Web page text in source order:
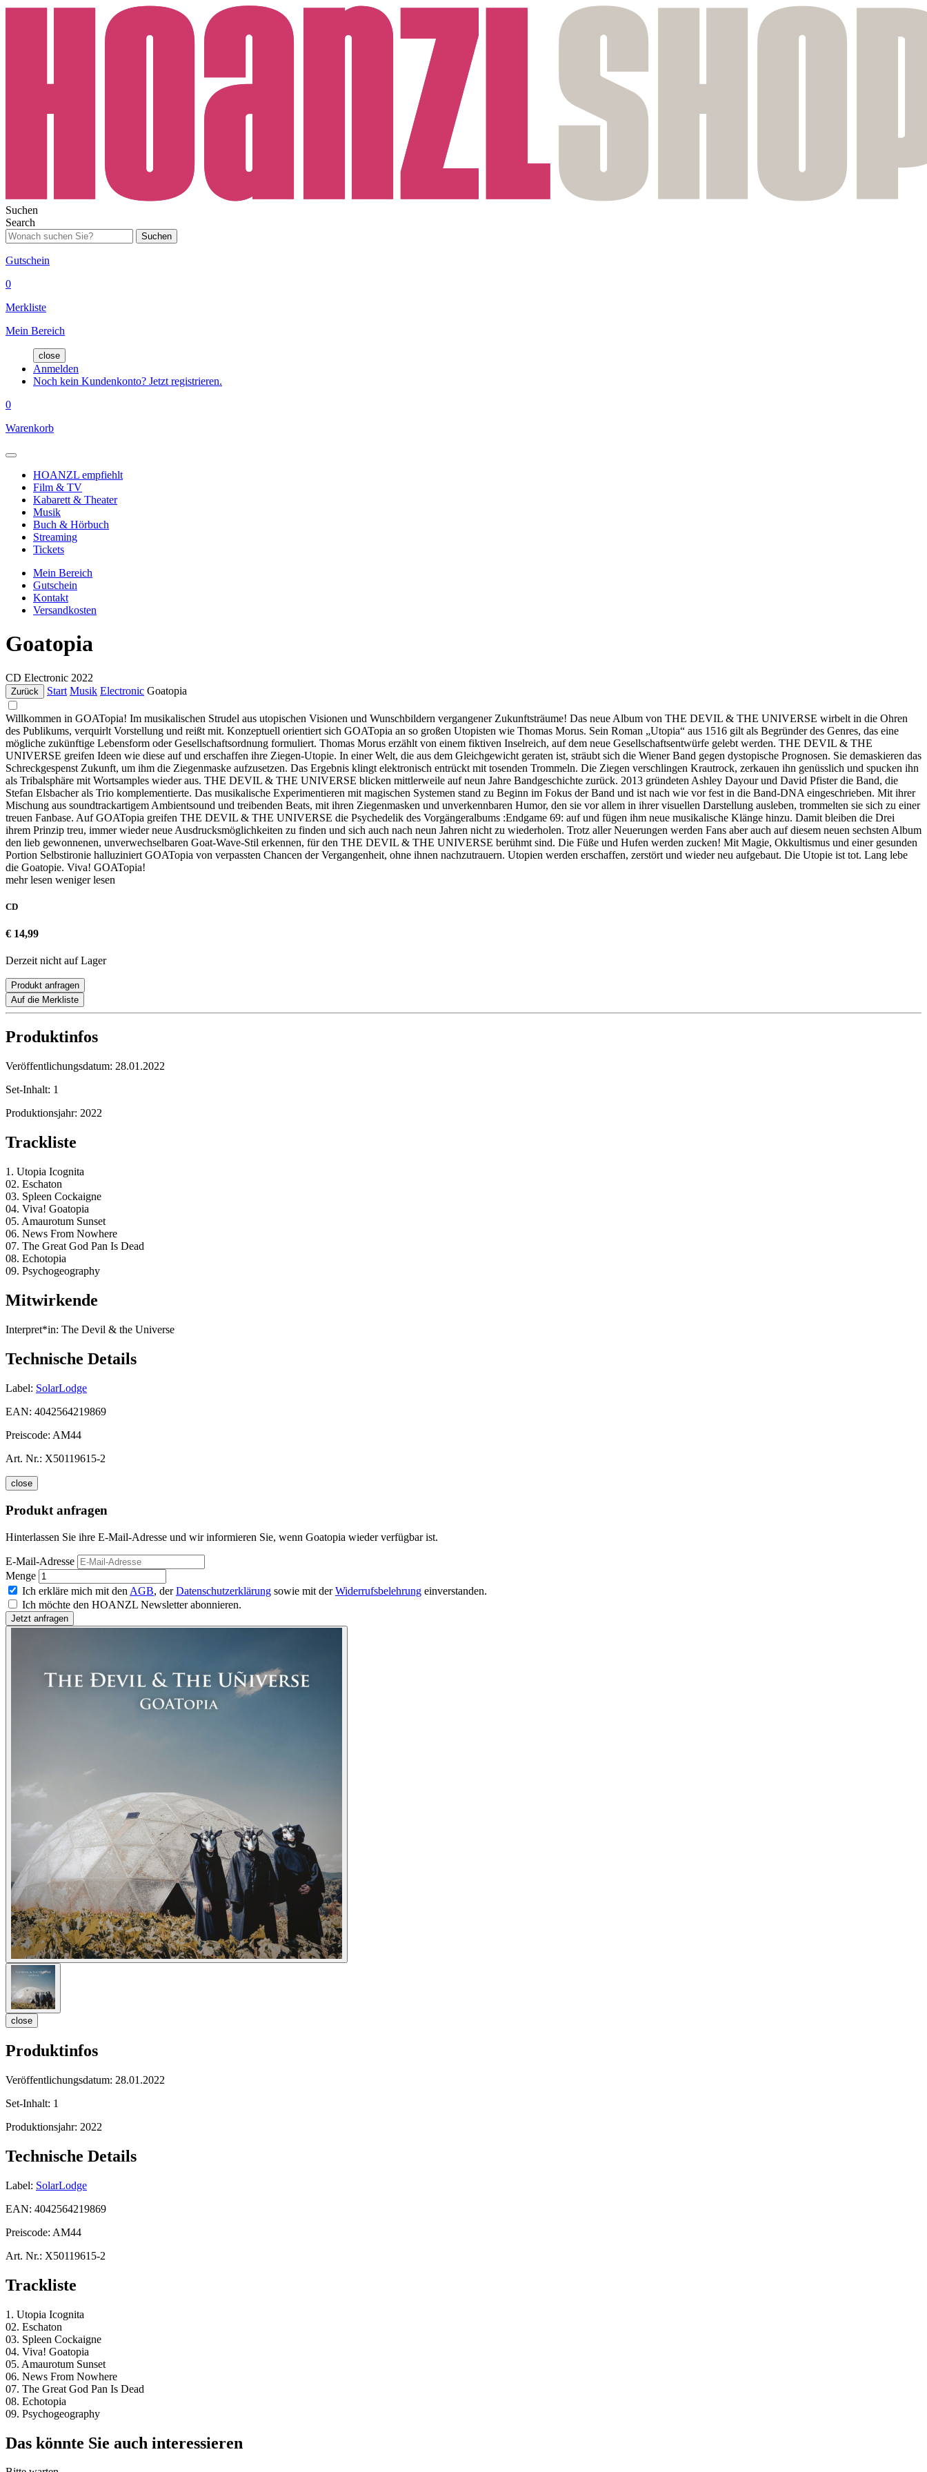
Suchen
Search
Suchen
Gutschein
0
Merkliste
Mein Bereich
close
Anmelden
Noch kein Kundenkonto? Jetzt registrieren.
0
Warenkorb
HOANZL empfiehlt
Film & TV
Kabarett & Theater
Musik
Buch & Hörbuch
Streaming
Tickets
Mein Bereich
Gutschein
Kontakt
Versandkosten
Goatopia
CD Electronic 2022
Zurück Start Musik Electronic Goatopia
Willkommen in GOATopia! Im musikalischen Strudel aus utopischen Visionen und Wunschbildern vergangener Zukunftsträume! Das neue Album von THE DEVIL & THE UNIVERSE wirbelt in die Ohren
des Publikums, verquirlt Vorstellung und reißt mit. Konzeptuell orientiert sich GOATopia an so großen Utopisten wie Thomas Morus. Sein Roman „Utopia“ aus 1516 gilt als Begründer des Genres, das eine
mögliche zukünftige Lebensform oder Gesellschaftsordnung formuliert. Thomas Morus erzählt von einem fiktiven Inselreich, auf dem neue Gesellschaftsentwürfe gelebt werden. THE DEVIL & THE
UNIVERSE greifen Ideen wie diese auf und erschaffen ihre Ziegen-Utopie. In einer Welt, die aus dem Gleichgewicht geraten ist, sträubt sich die Wiener Band gegen dystopische Prognosen. Sie demaskieren das
Schreckgespenst Zukunft, um ihm die Ziegenmaske aufzusetzen. Das Ergebnis klingt elektronisch entrückt mit tosenden Trommeln. Die Ziegen verschlingen Krautrock, zerkauen ihn genüsslich und spucken ihn
als Tribalsphäre mit Wortsamples wieder aus. THE DEVIL & THE UNIVERSE blicken mittlerweile auf neun Jahre Bandgeschichte zurück. 2013 gründeten Ashley Dayour und David Pfister die Band, die
Stefan Elsbacher als Trio komplementierte. Das musikalische Experimentieren mit magischen Systemen stand zu Beginn im Fokus der Band und ist nach wie vor fest in die Band-DNA eingeschrieben. Mit ihrer
Mischung aus soundtrackartigem Ambientsound und treibenden Beats, mit ihren Ziegenmasken und unverkennbaren Humor, den sie vor allem in ihrer visuellen Darstellung ausleben, trommelten sie sich zu einer
treuen Fanbase. Auf GOATopia greifen THE DEVIL & THE UNIVERSE die Psychedelik des Vorgängeralbums :Endgame 69: auf und fügen ihm neue musikalische Klänge hinzu. Damit bleiben die Drei
ihrem Prinzip treu, immer wieder neue Ausdrucksmöglichkeiten zu finden und sich auch nach neun Jahren nicht zu wiederholen. Trotz aller Neuerungen werden Fans aber auch auf diesem neuen sechsten Album
den lieb gewonnenen, unverwechselbaren Goat-Wave-Stil erkennen, für den THE DEVIL & THE UNIVERSE berühmt sind. Die Füße und Hufen werden zucken! Mit Magie, Okkultismus und einer gesunden
Portion Selbstironie halluziniert GOATopia von verpassten Chancen der Vergangenheit, ohne ihnen nachzutrauern. Utopien werden erschaffen, zerstört und wieder neu aufgebaut. Die Utopie ist tot. Lang lebe
die Goatopie. Viva! GOATopia!
mehr lesen weniger lesen
CD
€ 14,99
Derzeit nicht auf Lager
Produkt anfragen
Auf die Merkliste
Produktinfos
Veröffentlichungsdatum: 28.01.2022
Set-Inhalt: 1
Produktionsjahr: 2022
Trackliste
1. Utopia Icognita
02. Eschaton
03. Spleen Cockaigne
04. Viva! Goatopia
05. Amaurotum Sunset
06. News From Nowhere
07. The Great God Pan Is Dead
08. Echotopia
09. Psychogeography
Mitwirkende
Interpret*in: The Devil & the Universe
Technische Details
Label: SolarLodge
EAN: 4042564219869
Preiscode: AM44
Art. Nr.: X50119615-2
close
Produkt anfragen
Hinterlassen Sie ihre E-Mail-Adresse und wir informieren Sie, wenn Goatopia wieder verfügbar ist.
E-Mail-Adresse
Menge
Ich erkläre mich mit den AGB, derDatenschutzerklärung sowie mit derWiderrufsbelehrung einverstanden.
Ich möchte den HOANZL Newsletter abonnieren.
close
Produktinfos
Veröffentlichungsdatum: 28.01.2022
Set-Inhalt: 1
Produktionsjahr: 2022
Technische Details
Label: SolarLodge
EAN: 4042564219869
Preiscode: AM44
Art. Nr.: X50119615-2
Trackliste
1. Utopia Icognita
02. Eschaton
03. Spleen Cockaigne
04. Viva! Goatopia
05. Amaurotum Sunset
06. News From Nowhere
07. The Great God Pan Is Dead
08. Echotopia
09. Psychogeography
Das könnte Sie auch interessieren